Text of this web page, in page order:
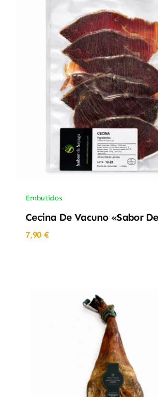
Embutidos
Cecina De Vacuno «Sabor
7,90€